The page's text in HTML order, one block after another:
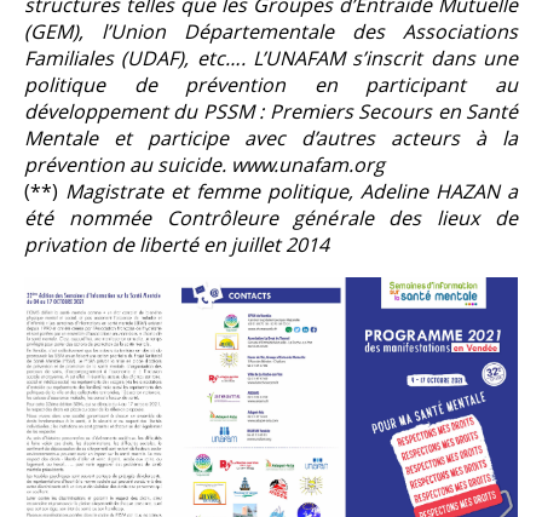
structures telles que les Groupes d’Entraide Mutuelle
(GEM), l’Union Départementale des Associations
Familiales (UDAF), etc…. L’UNAFAM s’inscrit dans une
politique de prévention en participant au
développement du PSSM : Premiers Secours en Santé
Mentale et participe avec d’autres acteurs à la
prévention au suicide. www.unafam.org
(**) Magistrate et femme politique, Adeline HAZAN a
été nommée Contrôleure générale des lieux de
privation de liberté en juillet 2014